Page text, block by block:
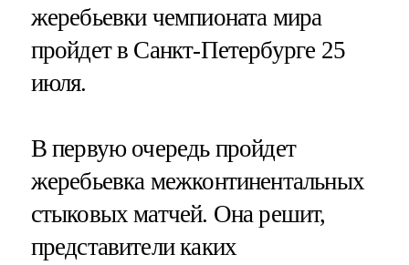
жеребьевки чемпионата мира
пройдет в Санкт-Петербурге 25
июля.
В первую очередь пройдет
жеребьевка межконтинентальных
стыковых матчей. Она решит,
представители каких